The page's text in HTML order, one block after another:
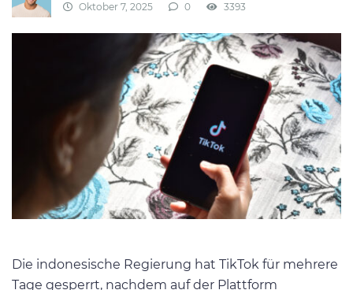
Oktober 7, 2025 0 3393
Die indonesische Regierung hat TikTok für mehrere
Tage gesperrt, nachdem auf der Plattform